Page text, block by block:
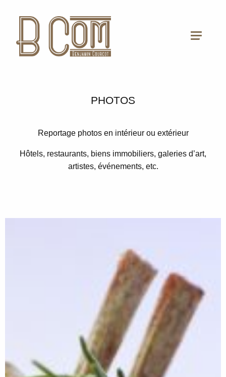
PHOTOS
Reportage photos en intérieur ou extérieur
Hôtels, restaurants, biens immobiliers, galeries d’art,
artistes, événements, etc.